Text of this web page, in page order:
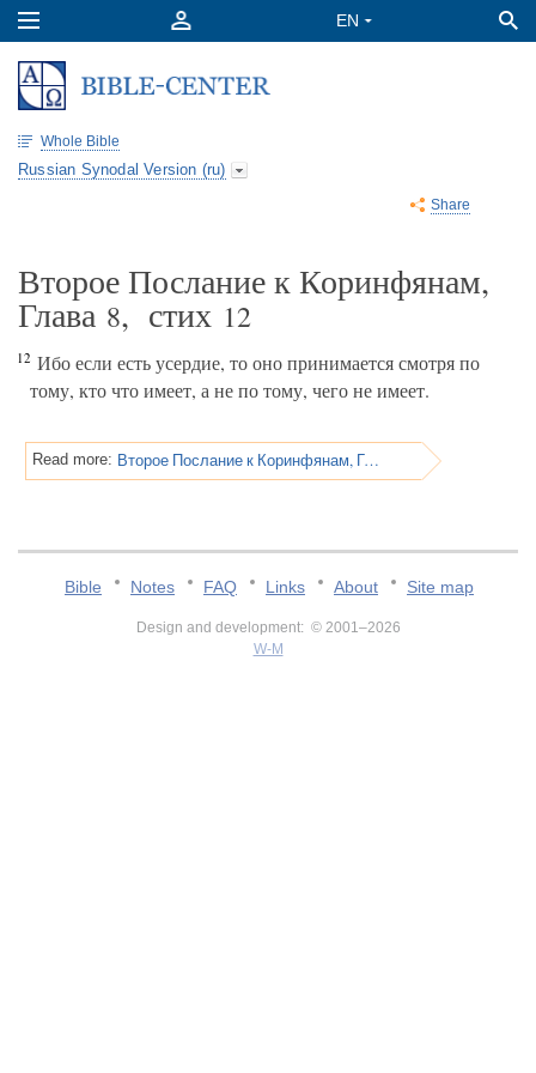
Whole Bible
Russian Synodal Version (ru)
Share
Второе Послание к Коринфянам,
Глава 8, стих 12
12 Ибо если есть усердие, то оно принимается смотря по
тому, кто что имеет, а не по тому, чего не имеет.
Read more: Второе Послание к Коринфянам, Глава 8
Bible Notes FAQ Links About Site map
Design and development: © 2001–2026
W-M